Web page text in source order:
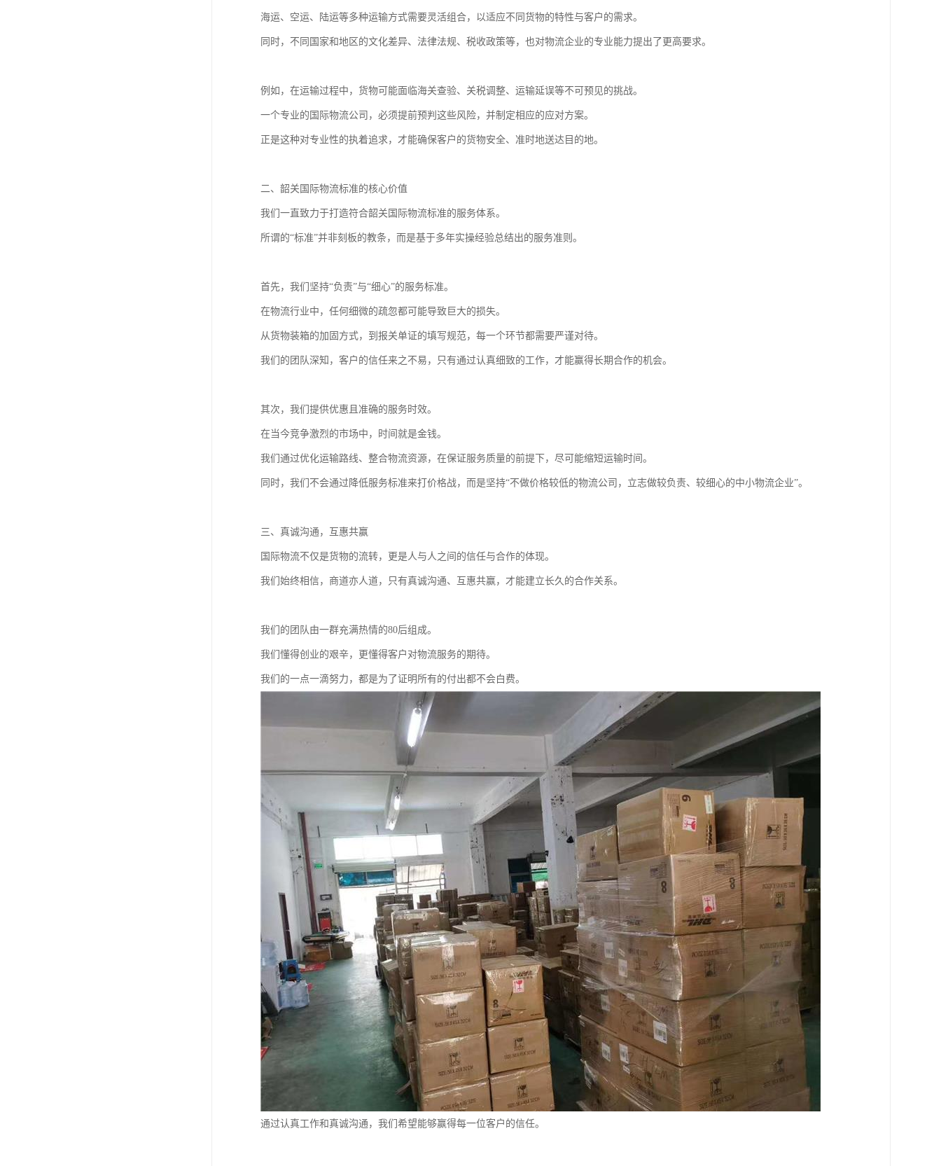
海运、空运、陆运等多种运输方式需要灵活组合，以适应不同货物的特性与客户的需求。
同时，不同国家和地区的文化差异、法律法规、税收政策等，也对物流企业的专业能力提出了更高要求。
例如，在运输过程中，货物可能面临海关查验、关税调整、运输延误等不可预见的挑战。
一个专业的国际物流公司，必须提前预判这些风险，并制定相应的应对方案。
正是这种对专业性的执着追求，才能确保客户的货物安全、准时地送达目的地。
二、韶关国际物流标准的核心价值
我们一直致力于打造符合韶关国际物流标准的服务体系。
所谓的“标准”并非刻板的教条，而是基于多年实操经验总结出的服务准则。
首先，我们坚持“负责”与“细心”的服务标准。
在物流行业中，任何细微的疏忽都可能导致巨大的损失。
从货物装箱的加固方式，到报关单证的填写规范，每一个环节都需要严谨对待。
我们的团队深知，客户的信任来之不易，只有通过认真细致的工作，才能赢得长期合作的机会。
其次，我们提供优惠且准确的服务时效。
在当今竞争激烈的市场中，时间就是金钱。
我们通过优化运输路线、整合物流资源，在保证服务质量的前提下，尽可能缩短运输时间。
同时，我们不会通过降低服务标准来打价格战，而是坚持“不做价格较低的物流公司，立志做较负责、较细心的中小物流企业”。
三、真诚沟通，互惠共赢
国际物流不仅是货物的流转，更是人与人之间的信任与合作的体现。
我们始终相信，商道亦人道，只有真诚沟通、互惠共赢，才能建立长久的合作关系。
我们的团队由一群充满热情的80后组成。
我们懂得创业的艰辛，更懂得客户对物流服务的期待。
我们的一点一滴努力，都是为了证明所有的付出都不会白费。
通过认真工作和真诚沟通，我们希望能够赢得每一位客户的信任。